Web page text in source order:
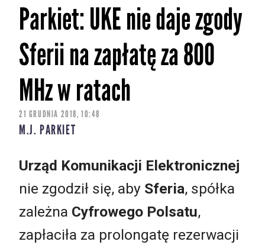
Parkiet: UKE nie daje zgody
Sferii na zapłatę za 800
MHz w ratach
21 GRUDNIA 2018, 10:48
M.J. PARKIET
Urząd Komunikacji Elektronicznej
nie zgodził się, aby Sferia, spółka
zależna Cyfrowego Polsatu,
zapłaciła za prolongatę rezerwacji